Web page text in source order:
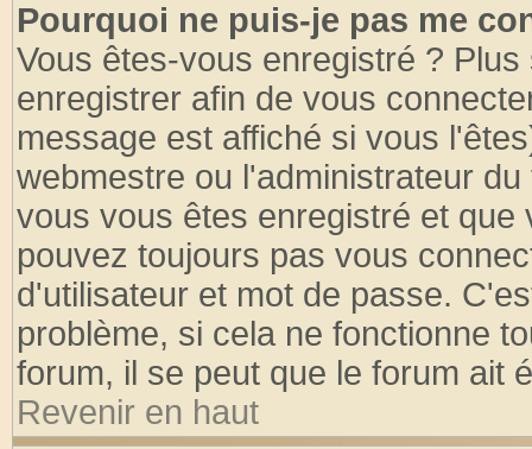
Pourquoi ne puis-je pas me
Vous êtes-vous enregistré ?
enregistrer afin de vous
message est affiché si vous
webmestre ou l'administrateur
vous vous êtes enregistré et
pouvez toujours pas vous
d'utilisateur et mot de passe.
problème, si cela ne fonctionne
forum, il se peut que le forum ait
Revenir en haut